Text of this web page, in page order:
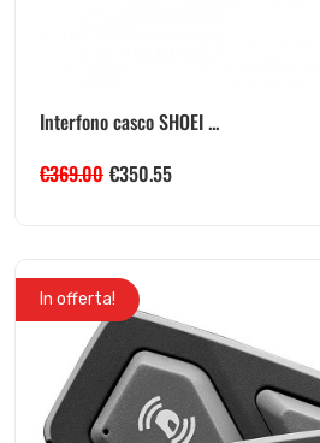
Interfono casco SHOEI ...
€369.00 €350.55
In offerta!